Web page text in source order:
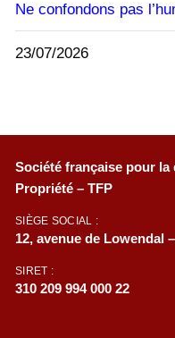
Ne confondons pas
23/07/2026
Société française pour la
Propriété – TFP
SIÈGE SOCIAL :
12, avenue de Lowendal
SIRET :
310 209 994 000 22